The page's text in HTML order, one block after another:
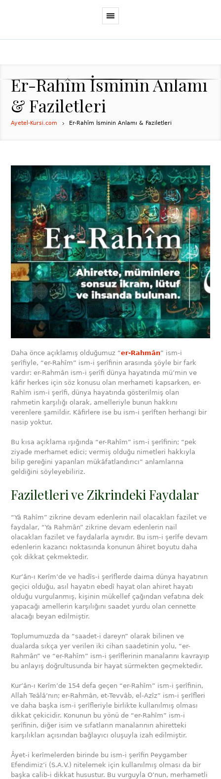
Er-Rahîm İsminin Anlamı
& Faziletleri
Ayetel-Kursi.com Er-Rahîm İsminin Anlamı & Faziletleri
Daha önce açıklamış olduğumuz “er-Rahmân” ism-i
şerîfiyle, “er-Rahîm” ism-i şerîfinin arasında şöyle bir fark
vardır: er-Rahmân ism-i şerîfi dünya hayatında mü’min ve
kâfir herkes için söz konusu olan merhameti kapsarken, er-
Rahîm ism-i şerîfi, dünya hayatında gösterilmiş olan
rahmetin karşılığı olarak, amelleriyle bunun hakkını
verenlere şamildir. Kâfirlere ise bu ism-i şerîften herhangi bir
nasip yoktur.
Bu kısa açıklama ışığında “er-Rahîm” ism-i şerîfinin; “pek
ziyade merhamet edici; vermiş olduğu nimetleri hakkıyla
bilip gereğini yapanları mükâfatlandırıcı” anlamlarına
geldiğini söyleyebiliriz.
Faziletleri ve Zikrindeki Faydalar
“Yâ Rahîm” zikrine devam edenlerin nail olacakları fazilet ve
faydalar, “Ya Rahmân” zikrine devam edenlerin nail
olacakları fazilet ve faydalarla aynıdır. Bu ism-i şerîfe devam
edenlerin kazancı noktasında konunun âhiret boyutu daha
çok dikkat çekmektedir.
Kur’ân-ı Kerîm’de ve hadîs-i şerîflerde daima dünya hayatının
geçici olduğu, asıl hayatın ebedî hayat olan ahiret hayatı
olduğu vurgulanmış, kişinin mükellef çağından vefatına dek
yapacağı amellerin karşılığını saadet yurdu olan cennette
alacağı beyan edilmiştir.
Toplumumuzda da “saadet-i dareyn” olarak bilinen ve
dualarda sıkça yer verilen iki cihan saadetinin yolu, “er-
Rahmân” ve “er-Rahîm” ism-i şerîflerinin manalarını kavrayıp
bu anlayış doğrultusunda bir hayat sürmekten geçmektedir.
Kur’ân-ı Kerîm’de 154 defa geçen “er-Rahîm” ism-i şerîfinin,
Allah Teâlâ’nın; er-Rahmân, et-Tevvâb, el-Azîz” ism-i şerîfleri
ve daha başka ism-i şerîfleriyle birlikte kullanılmış olması
dikkat çekicidir. Konunun bu yönü de “er-Rahîm” ism-i
şerîfinin, diğer isim ve sıfatların manalarının ahiretteki
karşılıkları açısından bağlayıcı oluşuyla izah edilmiştir.
Âyet-i kerîmelerden birinde bu ism-i şerîfin Peygamber
Efendimiz’i (S.A.V.) nitelemek için kullanılmış olması da bir
başka calib-i dikkat husustur. Bu vurguyla O’nun, merhametli